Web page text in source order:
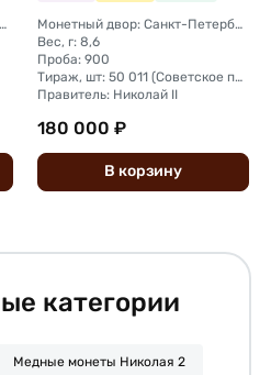
Монетный двор: Санкт-Петербургский монетный двор
Монетный двор: Санкт-Петербургский монетный двор
Вес, г: 8,6
Проба: 900
Тираж, шт: 50 011 (Советское правительство с декабря 1925 г. по март 1926 г. отчеканило 2 011 000 10-ти рублевого достоинства царского образца, предположительно штемпелями 1911 г.)
Правитель: Николай II
180 000 ₽
В корзину
категории
Медные монеты Николая 2